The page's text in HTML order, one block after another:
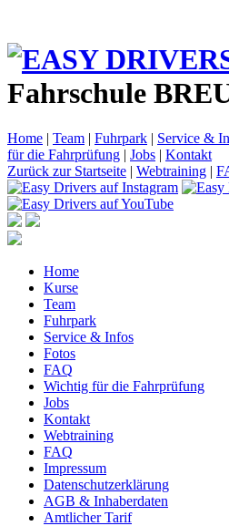
Fahrschule
Home | Team | Fuhrpark | Service &
für die Fahrprüfung | Jobs | Kontakt
Zurück zur Startseite | Webtraining |
Home
Kurse
Team
Fuhrpark
Service & Infos
Fotos
FAQ
Wichtig für die Fahrprüfung
Jobs
Kontakt
Webtraining
FAQ
Impressum
Datenschutzerklärung
AGB & Inhaberdaten
Amtlicher Tarif